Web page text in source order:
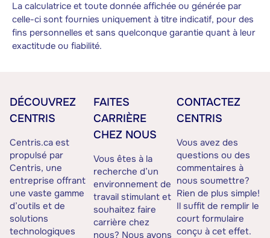
La calculatrice et toute donnée affichée ou générée par
celle-ci sont fournies uniquement à titre indicatif, pour des
fins personnelles et sans quelconque garantie quant à leur
exactitude ou fiabilité.
DÉCOUVREZ
CENTRIS
Centris.ca est
propulsé par
Centris, une
entreprise offrant
une vaste gamme
d’outils et de
solutions
technologiques
FAITES
CARRIÈRE
CHEZ NOUS
Vous êtes à la
recherche d’un
environnement de
travail stimulant et
souhaitez faire
carrière chez
nous? Nous avons
CONTACTEZ
CENTRIS
Vous avez des
questions ou des
commentaires à
nous soumettre?
Rien de plus simple!
Il suffit de remplir le
court formulaire
conçu à cet effet.